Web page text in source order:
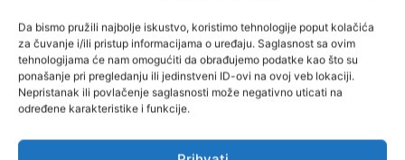
Da bismo pružili najbolje iskustvo, koristimo tehnologije poput kolačića
za čuvanje i/ili pristup informacijama o uređaju. Saglasnost sa ovim
tehnologijama će nam omogućiti da obrađujemo podatke kao što su
ponašanje pri pregledanju ili jedinstveni ID-ovi na ovoj veb lokaciji.
Nepristanak ili povlačenje saglasnosti može negativno uticati na
određene karakteristike i funkcije.